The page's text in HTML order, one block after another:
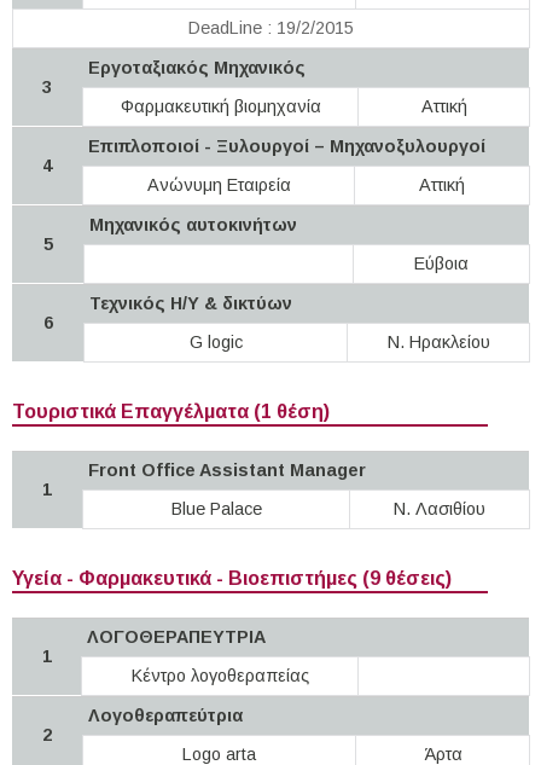
DeadLine : 19/2/2015
3
Εργοταξιακός Μηχανικός
Φαρμακευτική βιομηχανία
Αττική
4
Επιπλοποιοί - Ξυλουργοί – Μηχανοξυλουργοί
Ανώνυμη Εταιρεία
Αττική
5
Μηχανικός αυτοκινήτων
Εύβοια
6
Τεχνικός Η/Υ & δικτύων
G logic
Ν. Ηρακλείου
Τουριστικά Επαγγέλματα (1 θέση)
1
Front Office Assistant Manager
Blue Palace
Ν. Λασιθίου
Υγεία - Φαρμακευτικά - Βιοεπιστήμες (9 θέσεις)
1
ΛΟΓΟΘΕΡΑΠΕΥΤΡΙΑ
Κέντρο λογοθεραπείας
2
Λογοθεραπεύτρια
Logo arta
Άρτα